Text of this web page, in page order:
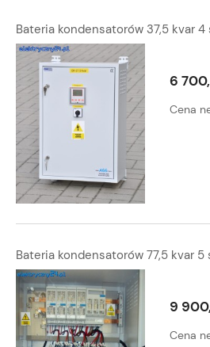
Bateria kondensatorów 37,5 kvar
6
Cena
Bateria kondensatorów 77,5 kvar 5
9
Cena